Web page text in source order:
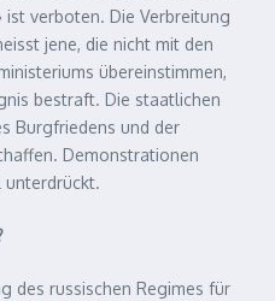
ist verboten. Die Verbreitung
jene, die nicht mit den
übereinstimmen,
bestraft. Die staatlichen
Burgfriedens und der
Demonstrationen
unterdrückt.
des russischen Regimes für